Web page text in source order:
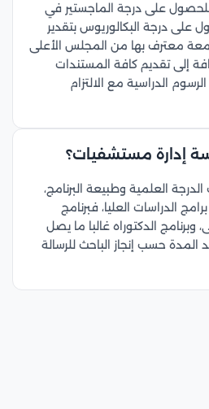
على درجة الماجستير في
على درجة البكالوريوس بتقدير
معترف بها من المجلس الأعلى
إلى تقديم كافة المستندات
الدراسية مع الالتزام
إدارة مستشفيات؟
العلمية وطبيعة البرنامج،
الدراسات العليا، فبرنامج
وبرنامج الدكتوراه غالبا ما يصل
المدة حسب إنجاز الباحث للرسالة